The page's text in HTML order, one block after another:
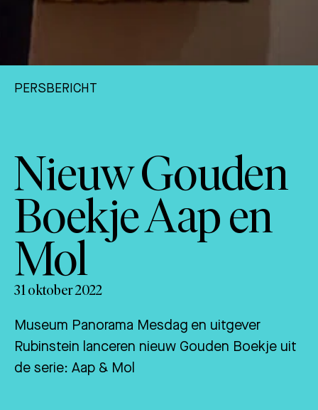
PERSBERICHT
Nieuw Gouden
Boekje Aap en
Mol
31 oktober 2022
Museum Panorama Mesdag en uitgever
Rubinstein lanceren nieuw Gouden Boekje uit
de serie: Aap & Mol